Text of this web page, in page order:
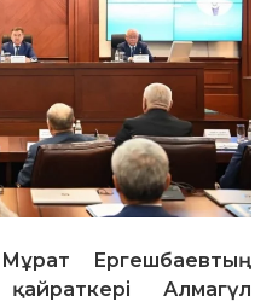
Ергешбаевтың
Алмагүл